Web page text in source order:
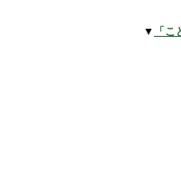
▼ 「